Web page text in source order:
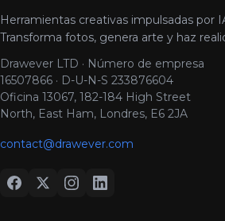
Herramientas creativas impulsadas por
Transforma fotos, genera arte y haz
Drawever LTD · Número de empresa
16507866 · D-U-N-S 233876604
Oficina 13067, 182-184 High Street
North, East Ham, Londres, E6 2JA
contact@drawever.com